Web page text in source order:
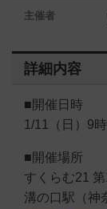
主催者
詳細内容
■開催日時
1/11（日）9
■開催場所
すくらむ21
溝の口駅（神